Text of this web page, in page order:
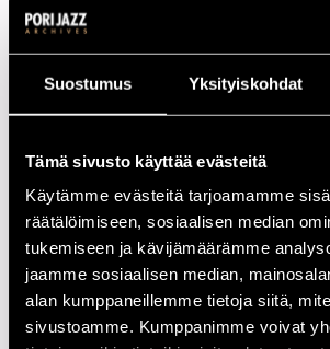
Suostumus Yksityiskohdat
Tämä sivusto käyttää evästeitä
Käytämme evästeitä tarjoamamme
räätälöimiseen, sosiaalisen median
tukemiseen ja kävijämäärämme
jaamme sosiaalisen median,
alan kumppaneillemme tietoja siitä,
sivustoamme. Kumppanimme voivat
Kemppainen Deniz
Kiviniemi Venla
Kontturi Niko
vocals
Leikas Ellinoora
vocals
Marjakangas Lauri
guitar
Maunuvaara Tapio
leader
Naamanka Joonas
Peltola Elisa